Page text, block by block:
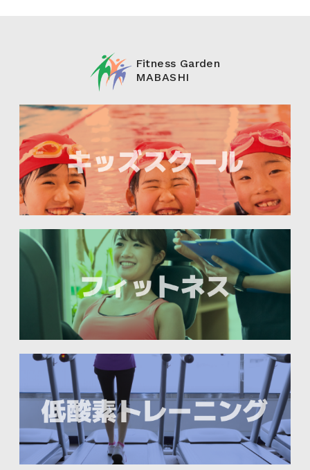
Fitness Garden
MABASHI